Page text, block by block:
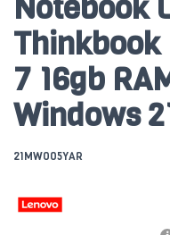
Thinkbook
7 16gb
Windows
21MW005YAR